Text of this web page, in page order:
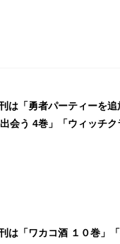
は「勇者パーティーを追
会う 4巻」「ウィッチ
は「ワカコ酒 １０巻」